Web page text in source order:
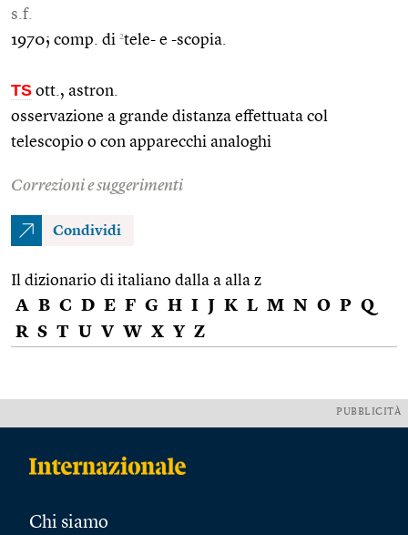
s.f.
1970; comp. di 2tele- e -scopia.
TS ott., astron.
osservazione a grande distanza effettuata col
telescopio o con apparecchi analoghi
Correzioni e suggerimenti
Condividi
Il dizionario di italiano dalla a alla z
A B C D E F G H I J K L M N O P Q
R S T U V W X Y Z
PUBBLICITÀ
Chi siamo